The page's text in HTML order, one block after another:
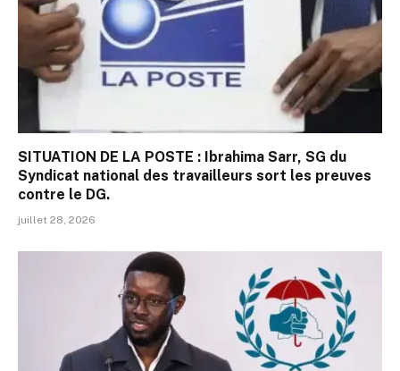
SITUATION DE LA POSTE : Ibrahima Sarr, SG du
Syndicat national des travailleurs sort les preuves
contre le DG.
juillet 28, 2026